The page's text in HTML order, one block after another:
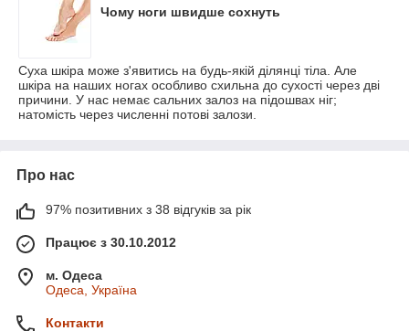
Чому ноги швидше сохнуть
Суха шкіра може з'явитись на будь-якій ділянці тіла. Але
шкіра на наших ногах особливо схильна до сухості через дві
причини. У нас немає сальних залоз на підошвах ніг;
натомість через численні потові залози.
Про нас
97% позитивних з 38 відгуків за рік
Працює з 30.10.2012
м. Одеса
Одеса, Україна
Контакти